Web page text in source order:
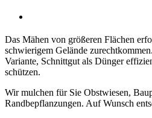
Das Mähen von größeren Flächen
schwierigem Gelände
Variante, Schnittgut als Dünger
schützen.
Wir mulchen für Sie Obstwiesen,
Randbepflanzungen. Auf Wunsch